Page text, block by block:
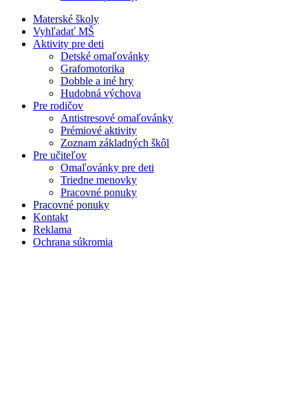
Materské školy
Vyhľadať MŠ
Aktivity pre deti
Detské omaľovánky
Grafomotorika
Dobble a iné hry
Hudobná výchova
Pre rodičov
Antistresové omaľovánky
Prémiové aktivity
Zoznam základných škôl
Pre učiteľov
Omaľovánky pre deti
Triedne menovky
Pracovné ponuky
Pracovné ponuky
Kontakt
Reklama
Ochrana súkromia